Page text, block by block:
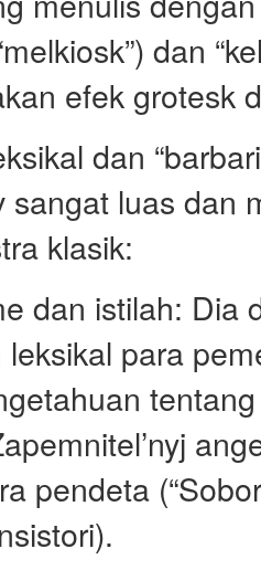
dan
efek grotesk
dan
sangat luas dan
klasik:
dan istilah: Dia
para
pendeta